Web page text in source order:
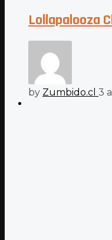
Lollapalooza
by Zumbido.cl 3